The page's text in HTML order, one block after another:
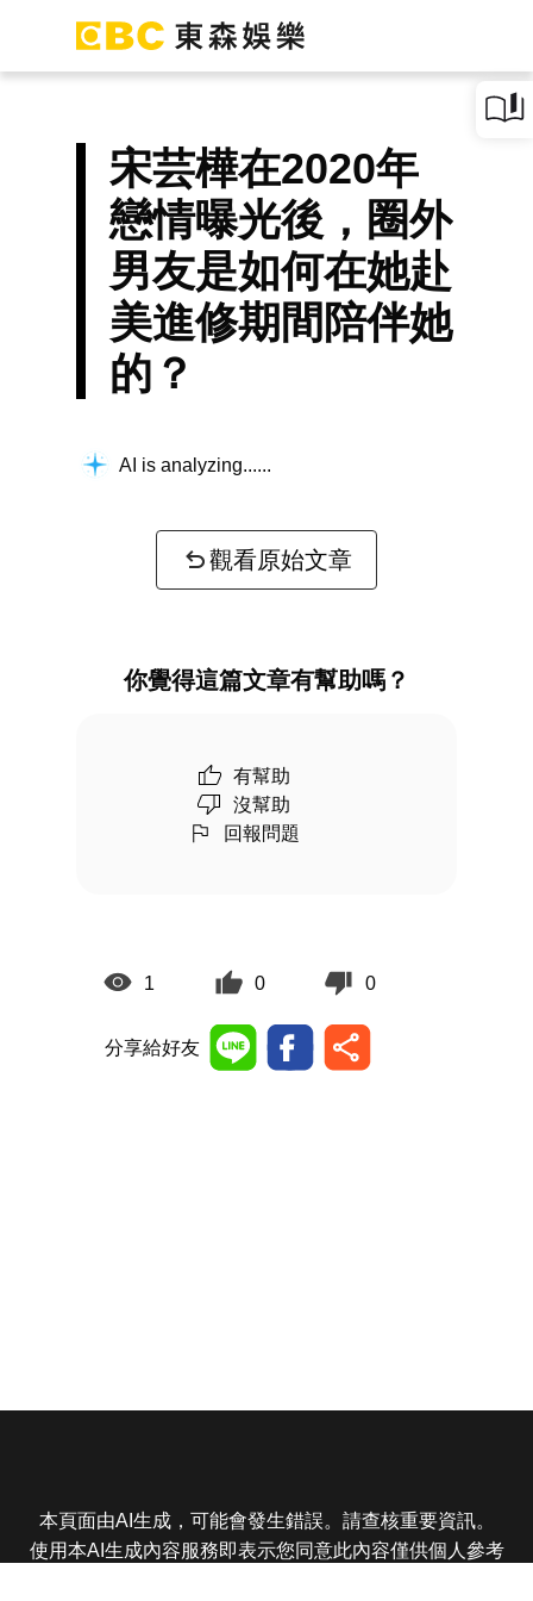
宋芸樺在2020年
戀情曝光後，圈外
男友是如何在她赴
美進修期間陪伴她
的？
AI is analyzing...
觀看原始文章
你覺得這篇文章有幫助嗎？
有幫助
沒幫助
回報問題
1 0 0
分享給好友
本頁面由AI生成，可能會發生錯誤。請查核重要資訊。
使用本AI生成內容服務即表示您同意此內容僅供個人參考